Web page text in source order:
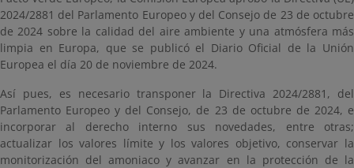
2024/2881 del Parlamento Europeo y del Consejo de 23 de octubre
de 2024 sobre la calidad del aire ambiente y una atmósfera más
limpia en Europa, que se publicó el Diario Oficial de la Unión
Europea el día 20 de noviembre de 2024.
Así pues, es necesario transponer la Directiva 2024/2881, del
Parlamento Europeo y del Consejo, de 23 de octubre de 2024, e
incorporar al derecho interno sus novedades, entre otras;
actualizar los valores límite y los valores objetivo, conservar la
monitorización del amoniaco y avanzar en la protección de la